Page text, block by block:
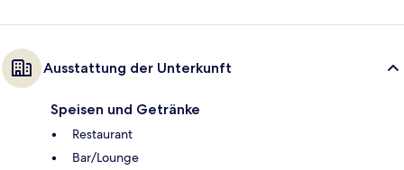
Ausstattung der Unterkunft
Speisen und Getränke
Restaurant
Bar/Lounge